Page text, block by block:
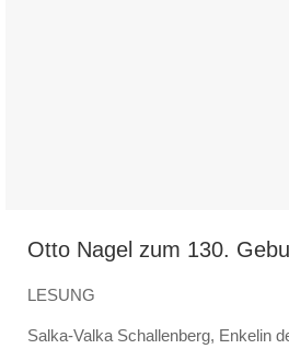
Otto Nagel zum 130.
LESUNG
Salka-Valka Schallenberg, Enkelin